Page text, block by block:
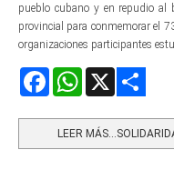
pueblo cubano y en repudio al
provincial para conmemorar el
organizaciones participantes
FacebookWhatsApp
LEER